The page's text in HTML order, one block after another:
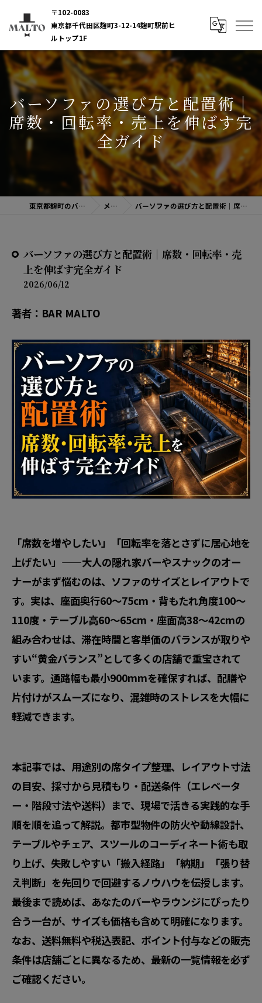
〒102-0083
東京都千代田区麹町3-12-14麹町駅前ヒ
ルトップ1F
バーソファの選び方と配置術｜
席数・回転率・売上を伸ばす完
全ガイド
東京都麹町のバーならBAR MALTO メディア バーソファの選び方と配置術｜席数・回転率・売上を伸ばす完全ガイド
バーソファの選び方と配置術｜席数・回転率・売
上を伸ばす完全ガイド
2026/06/12
著者：BAR MALTO
「席数を増やしたい」「回転率を落とさずに居心地を
上げたい」——大人の隠れ家バーやスナックのオー
ナーがまず悩むのは、ソファのサイズとレイアウトで
す。実は、座面奥行60〜75cm・背もたれ角度100〜
110度・テーブル高60〜65cm・座面高38〜42cmの
組み合わせは、滞在時間と客単価のバランスが取りや
すい“黄金バランス”として多くの店舗で重宝されて
います。通路幅も最小900mmを確保すれば、配膳や
片付けがスムーズになり、混雑時のストレスを大幅に
軽減できます。
本記事では、用途別の席タイプ整理、レイアウト寸法
の目安、採寸から見積もり・配送条件（エレベータ
ー・階段寸法や送料）まで、現場で活きる実践的な手
順を順を追って解説。都市型物件の防火や動線設計、
テーブルやチェア、スツールのコーディネート術も取
り上げ、失敗しやすい「搬入経路」「納期」「張り替
え判断」を先回りで回避するノウハウを伝授します。
最後まで読めば、あなたのバーやラウンジにぴったり
合う一台が、サイズも価格も含めて明確になります。
なお、送料無料や税込表記、ポイント付与などの販売
条件は店舗ごとに異なるため、 最新の一覧情報を必ず
ご確認ください。